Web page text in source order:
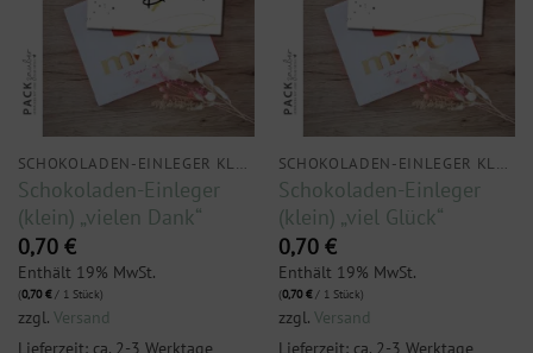
Schokoladen-Einleger
(klein) „vielen Dank“
0,70 €
Enthält 19% MwSt.
(0,70€/ 1 Stück)
zzgl. Versand
Lieferzeit: ca. 2-3 Werktage
Schokoladen-Einleger
(klein) „viel Glück“
0,70 €
Enthält 19% MwSt.
(0,70€/ 1 Stück)
zzgl. Versand
Lieferzeit: ca. 2-3 Werktage